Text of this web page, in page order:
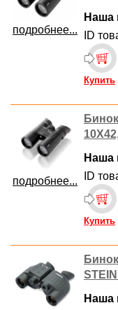
подробнее...
Наша
ID
Купить
подробнее...
Наша
ID
Купить
Наша